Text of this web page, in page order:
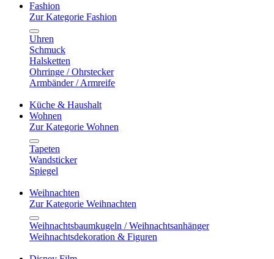
Fashion
Zur Kategorie Fashion
Uhren
Schmuck
Halsketten
Ohrringe / Ohrstecker
Armbänder / Armreife
Küche & Haushalt
Wohnen
Zur Kategorie Wohnen
Tapeten
Wandsticker
Spiegel
Weihnachten
Zur Kategorie Weihnachten
Weihnachtsbaumkugeln / Weihnachtsanhänger
Weihnachtsdekoration & Figuren